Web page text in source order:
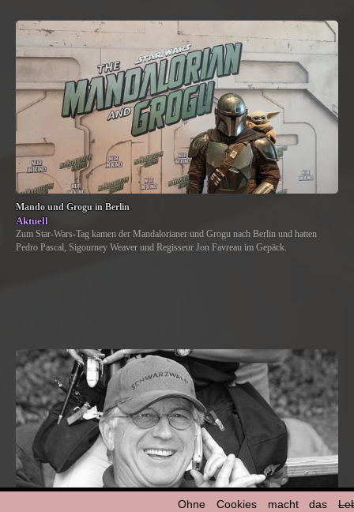
Mando und Grogu in Berlin
Aktuell
Zum Star-Wars-Tag kamen der Mandalorianer und Grogu nach Berlin und hatten
Pedro Pascal, Sigourney Weaver und Regisseur Jon Favreau im Gepäck.
Ohne Cookies macht das